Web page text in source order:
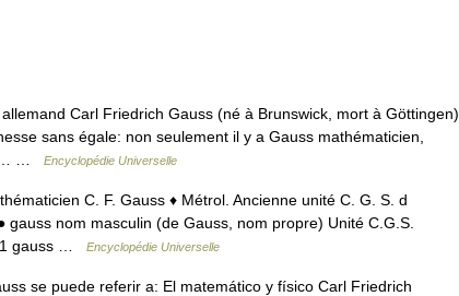
Carl Friedrich Gauss (né à Brunswick, mort à Göttingen)
sans égale: non seulement il y a Gauss mathématicien,
…
Encyclopédie Universelle
C. F. Gauss ♦ Métrol. Ancienne unité C. G. S. d
nom masculin (de Gauss, nom propre) Unité C.G.S.
gauss …
Encyclopédie Universelle
se puede referir a: El matemático y físico Carl Friedrich